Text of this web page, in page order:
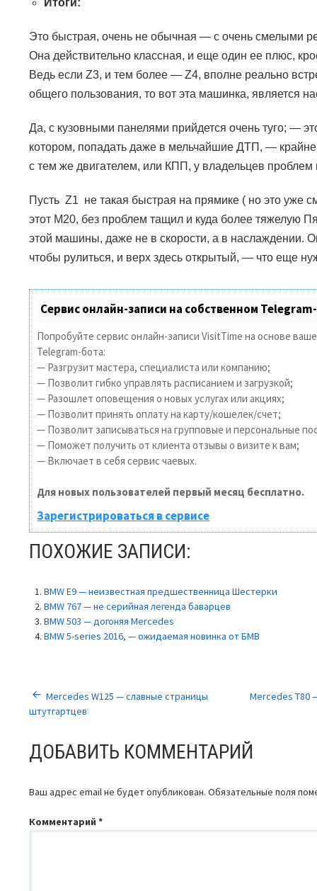
Итоги:
Это быстрая, очень не обычная — с очень смелыми
Она действительно классная, и еще один ее плюс,
Ведь еслиZ3, и тем более —Z4, вполне реально
общего пользования, то вот эта машинка, является
Да, с кузовными панелями прийдется очень туго;—
котором, попадать даже в мельчайшие ДТП, — крайне
с тем же двигателем, или КПП, у владельцев проблем
Пусть Z1 не такая быстрая на прямике ( но это уже
этот M20, без проблем тащил и куда более тяжелую
этой машины, даже не в скорости, а в наслаждении.
чтобы рулиться, и верх здесь открытый,— что еще
Сервис онлайн-записи на собственном
Попробуйте сервис онлайн-записи VisitTime на основе
Telegram-бота:
— Разгрузит мастера, специалиста или компанию;
— Позволит гибко управлять расписанием и загрузкой;
— Разошлет оповещения о новых услугах или акциях;
— Позволит принять оплату на карту/кошелек/счет;
— Позволит записываться на групповые и персональные
— Поможет получить от клиента отзывы о визите к вам;
— Включает в себя сервис чаевых.
Для новых пользователей первый месяц бесплатно.
Зарегистрироваться в сервисе
ПОХОЖИЕ ЗАПИСИ:
BMW E9 — неизвестная предшественница Шестерки
BMW 767 — не серийная легенда баварцев
BMW 503 — догоняя Mercedes
BMW 5-series 2016, — ожидаемая новинка от БМВ
НАВИГАЦИЯ
ЗАПИСЯМ
Mercedes W125 — славные страницы
штутгартцев
Mercedes T80
ДОБАВИТЬ КОММЕНТАРИЙ
Ваш адрес email не будет опубликован. Обязательные поля
Комментарий*